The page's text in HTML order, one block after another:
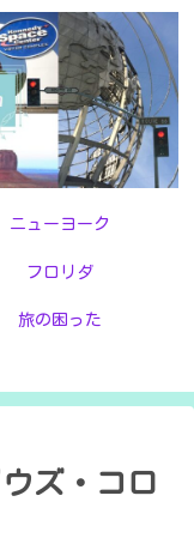
ニューヨーク
フロリダ
旅の困った
ズ・コロ